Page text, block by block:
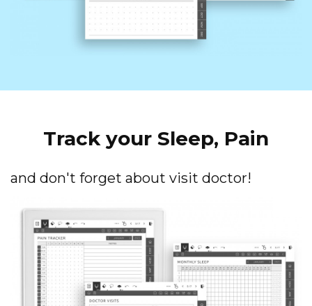
Track your Sleep, Pain
and don't forget about visit doctor!